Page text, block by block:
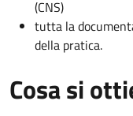
(CNS)
tutta la
della pratica.
Cosa si